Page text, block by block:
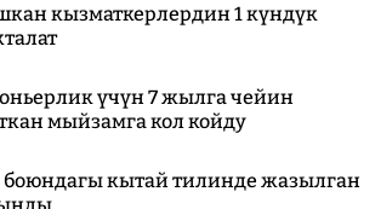
кызматкерлердин 1 күндүк
үчүн 7 жылга чейин
мыйзамга кол койду
боюндагы кытай тилинде жазылган